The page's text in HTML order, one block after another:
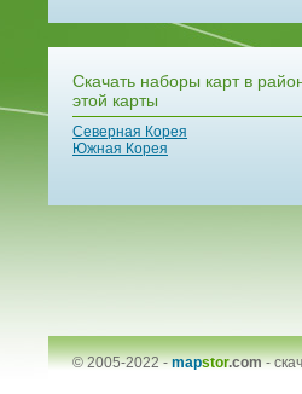
Скачать наборы карт в
этой карты
Северная Корея
Южная Корея
© 2005-2022 -mapstor.com-